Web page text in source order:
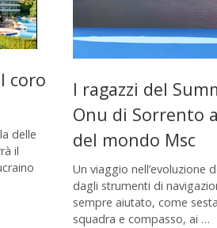
coro
delle
il
I ragazzi del
Onu di Sorrento
del mondo Msc
Un viaggio nell’evoluzione
dagli strumenti di
sempre aiutato, come
squadra e compasso, ai …